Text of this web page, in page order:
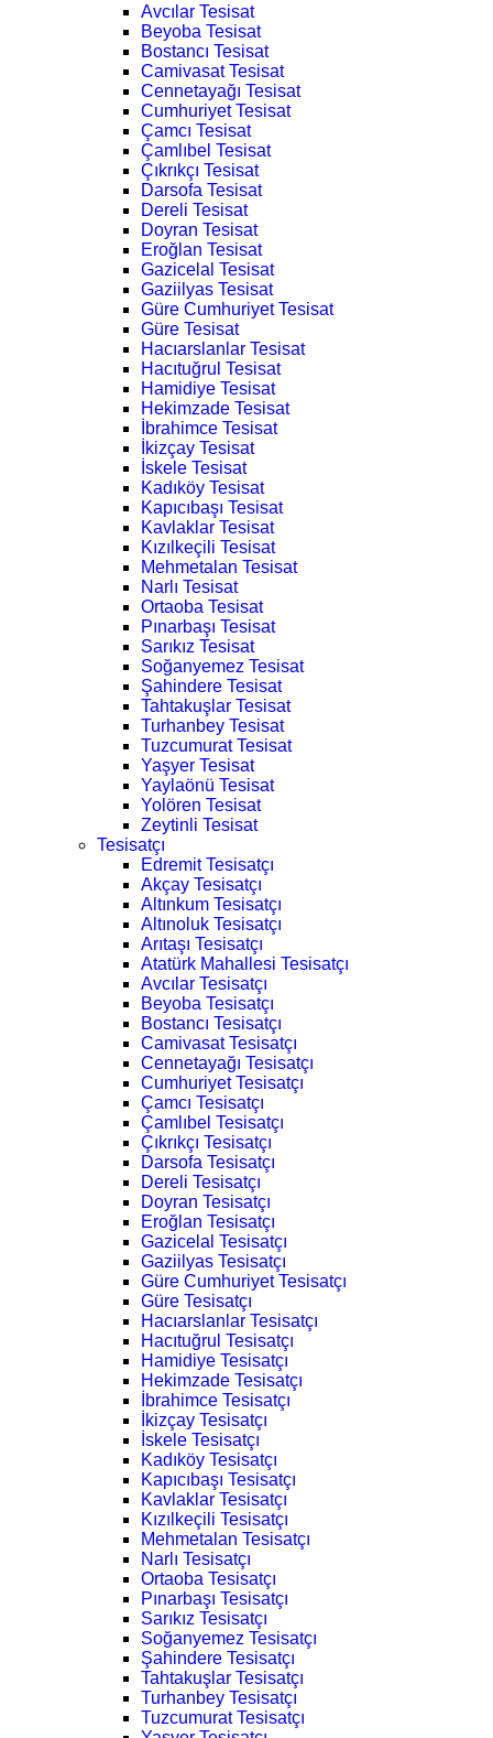
Avcılar Tesisat
Beyoba Tesisat
Bostancı Tesisat
Camivasat Tesisat
Cennetayağı Tesisat
Cumhuriyet Tesisat
Çamcı Tesisat
Çamlıbel Tesisat
Çıkrıkçı Tesisat
Darsofa Tesisat
Dereli Tesisat
Doyran Tesisat
Eroğlan Tesisat
Gazicelal Tesisat
Gaziilyas Tesisat
Güre Cumhuriyet Tesisat
Güre Tesisat
Hacıarslanlar Tesisat
Hacıtuğrul Tesisat
Hamidiye Tesisat
Hekimzade Tesisat
İbrahimce Tesisat
İkizçay Tesisat
İskele Tesisat
Kadıköy Tesisat
Kapıcıbaşı Tesisat
Kavlaklar Tesisat
Kızılkeçili Tesisat
Mehmetalan Tesisat
Narlı Tesisat
Ortaoba Tesisat
Pınarbaşı Tesisat
Sarıkız Tesisat
Soğanyemez Tesisat
Şahindere Tesisat
Tahtakuşlar Tesisat
Turhanbey Tesisat
Tuzcumurat Tesisat
Yaşyer Tesisat
Yaylaönü Tesisat
Yolören Tesisat
Zeytinli Tesisat
Tesisatçı
Edremit Tesisatçı
Akçay Tesisatçı
Altınkum Tesisatçı
Altınoluk Tesisatçı
Arıtaşı Tesisatçı
Atatürk Mahallesi Tesisatçı
Avcılar Tesisatçı
Beyoba Tesisatçı
Bostancı Tesisatçı
Camivasat Tesisatçı
Cennetayağı Tesisatçı
Cumhuriyet Tesisatçı
Çamcı Tesisatçı
Çamlıbel Tesisatçı
Çıkrıkçı Tesisatçı
Darsofa Tesisatçı
Dereli Tesisatçı
Doyran Tesisatçı
Eroğlan Tesisatçı
Gazicelal Tesisatçı
Gaziilyas Tesisatçı
Güre Cumhuriyet Tesisatçı
Güre Tesisatçı
Hacıarslanlar Tesisatçı
Hacıtuğrul Tesisatçı
Hamidiye Tesisatçı
Hekimzade Tesisatçı
İbrahimce Tesisatçı
İkizçay Tesisatçı
İskele Tesisatçı
Kadıköy Tesisatçı
Kapıcıbaşı Tesisatçı
Kavlaklar Tesisatçı
Kızılkeçili Tesisatçı
Mehmetalan Tesisatçı
Narlı Tesisatçı
Ortaoba Tesisatçı
Pınarbaşı Tesisatçı
Sarıkız Tesisatçı
Soğanyemez Tesisatçı
Şahindere Tesisatçı
Tahtakuşlar Tesisatçı
Turhanbey Tesisatçı
Tuzcumurat Tesisatçı